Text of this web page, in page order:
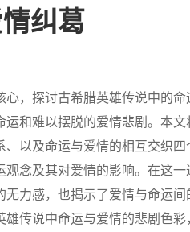
纠葛
，探讨古希腊英雄传说中的
运和难以摆脱的爱情悲剧。本
以及命运与爱情的相互交织
念及其对爱情的影响。在这
力感，也揭示了爱情与命运
传说中命运与爱情的悲剧色